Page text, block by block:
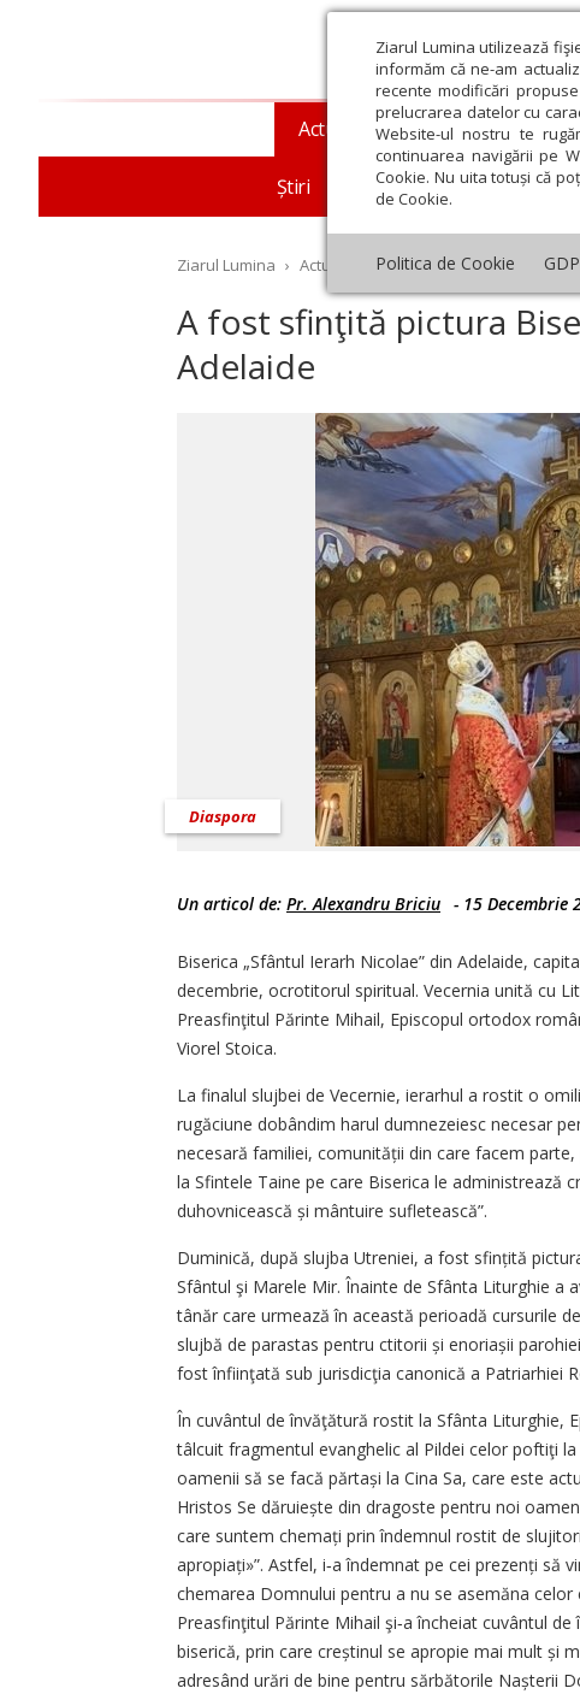
Ziarul Lumina utilizează
informăm că ne-am
recente modificări
prelucrarea datelor cu
Website-ul nostru te
continuarea navigării pe
Cookie. Nu uita totuși că
de Cookie.
Politica de Cookie
Actualitate religioasă
Știri Mesaje și cuvântări
Ziarul Lumina › Actualitate religioasă › Diaspora › A
A fost sfinţită pictura
Adelaide
Diaspora
Un articol de: Pr. Alexandru Briciu - 15 Decembrie
Biserica „Sfântul Ierarh Nicolae” din Adelaide,
decembrie, ocrotitorul spiritual. Vecernia unită cu
Preasfinţitul Părinte Mihail, Episcopul ortodox
Viorel Stoica.
La finalul slujbei de Vecernie, ierarhul a rostit o
rugăciune dobândim harul dumnezeiesc necesar
necesară familiei, comunității din care facem
la Sfintele Taine pe care Biserica le administrează
duhovnicească și mântuire sufletească”.
Duminică, după slujba Utreniei, a fost sfințită
Sfântul şi Marele Mir. Înainte de Sfânta Liturghie a
tânăr care urmează în această perioadă cursurile
slujbă de parastas pentru ctitorii și enoriașii
fost înfiinţată sub jurisdicţia canonică a Patriarhiei
În cuvântul de învăţătură rostit la Sfânta Liturghie,
tâlcuit fragmentul evanghelic al Pildei celor poftiţi
oamenii să se facă părtași la Cina Sa, care este
Hristos Se dăruiește din dragoste pentru noi
care suntem chemați prin îndemnul rostit de
apropiați»”. Astfel, i‑a îndemnat pe cei prezenți să
chemarea Domnului pentru a nu se asemăna
Preasfinţitul Părinte Mihail şi‑a încheiat cuvântul
biserică, prin care creștinul se apropie mai mult și
adresând urări de bine pentru sărbătorile Nașterii